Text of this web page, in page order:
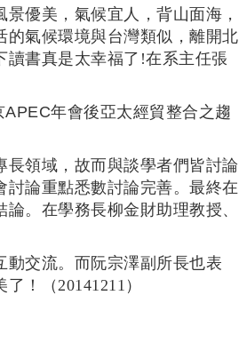
優美，氣候宜人，背山面海，
氣候環境與台灣類似，離開北
讀書真是太幸福了!在系主任張
APEC年會後亞太經貿整合之趨
領域，故而與談學者們皆討論
論重點悉數討論完善。最終在
。在學務長柳金財助理教授、
交流。而阮宗澤副所長也表
！（20141211 ）